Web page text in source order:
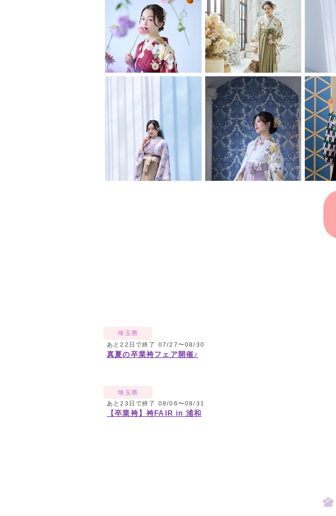
埼玉県
あと22日で終了 07/27〜08/30
真夏の卒業袴フェア開催♪
埼玉県
あと23日で終了 08/06〜08/31
【卒業袴】袴FAIR in 浦和